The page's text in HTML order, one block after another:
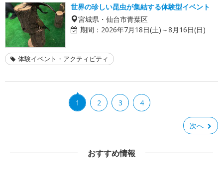
世界の珍しい昆虫が集結する体験型イベント
宮城県・仙台市青葉区
期間： 2026年7月18日(土)～8月16日(日)
体験イベント・アクティビティ
1 2 3 4
次へ
おすすめ情報